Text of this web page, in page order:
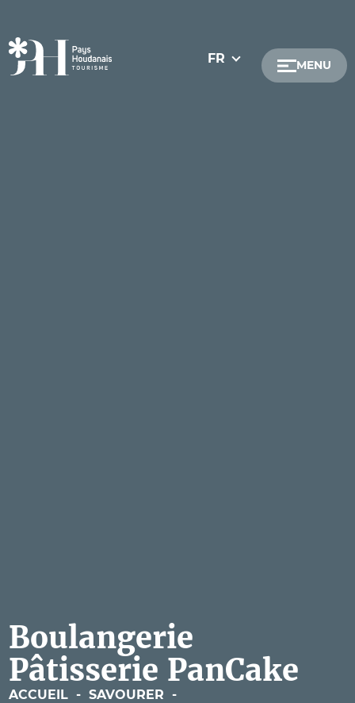
FR MENU
Boulangerie
Pâtisserie PanCake
ACCUEIL - SAVOURER -